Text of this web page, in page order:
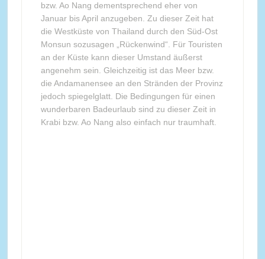
bzw. Ao Nang dementsprechend eher von
Januar bis April anzugeben. Zu dieser Zeit hat
die Westküste von Thailand durch den Süd-Ost
Monsun sozusagen „Rückenwind“. Für Touristen
an der Küste kann dieser Umstand äußerst
angenehm sein. Gleichzeitig ist das Meer bzw.
die Andamanensee an den Stränden der Provinz
jedoch spiegelglatt. Die Bedingungen für einen
wunderbaren Badeurlaub sind zu dieser Zeit in
Krabi bzw. Ao Nang also einfach nur traumhaft.